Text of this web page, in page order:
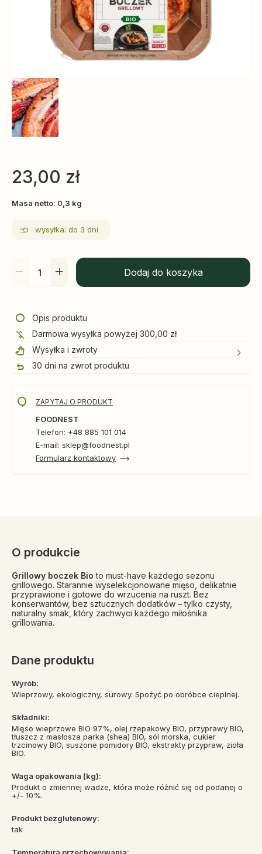
23,00 zł
Masa netto: 0,3 kg
wysyłka: do 3 dni
Dodaj do koszyka
Opis produktu
Darmowa wysyłka powyżej 300,00 zł
Wysyłka i zwroty
30 dni na zwrot produktu
ZAPYTAJ O PRODUKT
FOODNEST
Telefon: +48 885 101 014
E-mail: sklep@foodnest.pl
Formularz kontaktowy
O produkcie
Grillowy boczek Bio to must-have każdego sezonu
grillowego. Starannie wyselekcjonowane mięso, delikatnie
przyprawione i gotowe do wrzucenia na ruszt. Bez
konserwantów, bez sztucznych dodatków – tylko czysty,
naturalny smak, który zachwyci każdego miłośnika
grillowania.
Dane produktu
Wyrób:
Wieprzowy, ekologiczny, surowy. Spożyć po obróbce cieplnej.
Składniki:
Mięso wieprzowe BIO 97%, olej rzepakowy BIO, przyprawy BIO,
tłuszcz z masłosza parka (shea) BIO, sól morska, cukier
trzcinowy BIO, suszone pomidory BIO, ekstrakty przypraw, zioła
BIO.
Waga opakowania (kg):
Produkt o zmiennej wadze, która może różnić się od podanej o
+/- 10%.
Produkt bezglutenowy:
tak